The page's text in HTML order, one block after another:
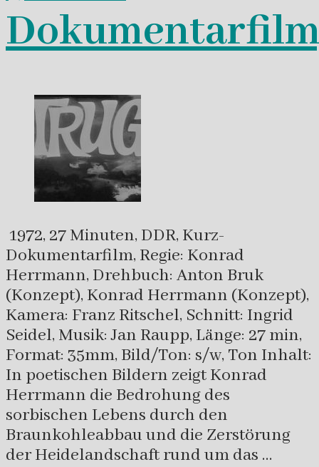
1972, 27 Minuten, DDR, Kurz-
Dokumentarfilm, Regie: Konrad
Herrmann, Drehbuch: Anton Bruk
(Konzept), Konrad Herrmann (Konzept),
Kamera: Franz Ritschel, Schnitt: Ingrid
Seidel, Musik: Jan Raupp, Länge: 27 min,
Format: 35mm, Bild/Ton: s/w, Ton Inhalt:
In poetischen Bildern zeigt Konrad
Herrmann die Bedrohung des
sorbischen Lebens durch den
Braunkohleabbau und die Zerstörung
der Heidelandschaft rund um das …